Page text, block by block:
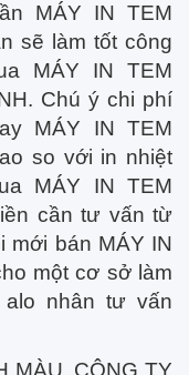
MÁY IN TEM
sẽ làm tốt công
MÁY IN TEM
Chú ý chi phí
MÁY IN TEM
so với in nhiệt
MÁY IN TEM
cần tư vấn từ
mới bán MÁY IN
một cơ sở làm
alo nhân tư vấn
MÀU..CÔNG TY